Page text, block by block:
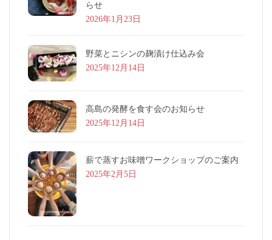
らせ
2026年1月23日
野菜とニシンの麹漬け仕込み会
2025年12月14日
高島の発酵を食す会のお知らせ
2025年12月14日
薪で蒸すお味噌ワークショップのご案内
2025年2月5日